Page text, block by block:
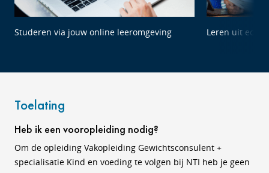
Studeren via jouw online leeromgeving Leren uit
Toelating
Heb ik een vooropleiding nodig?
Om de opleiding Vakopleiding Gewichtsconsulent +
specialisatie Kind en voeding te volgen bij NTI heb je geen